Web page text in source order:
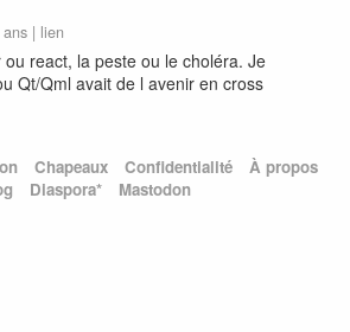
| lien
react, la peste ou le choléra. Je
Qt/Qml avait de l avenir en cross
Chapeaux Confidentialité
À propos
Diaspora* Mastodon